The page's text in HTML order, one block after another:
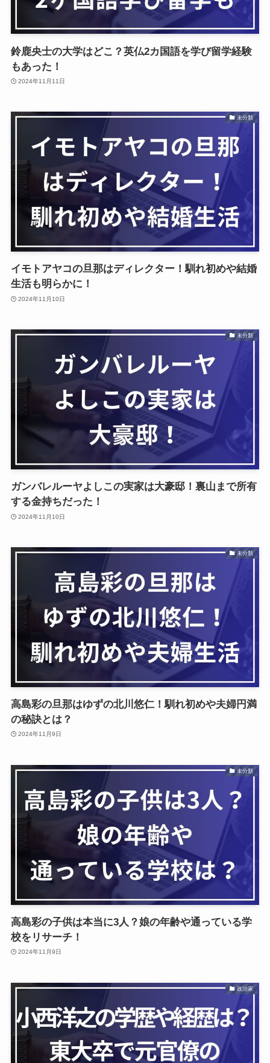
鈴鹿央士の大学はどこ？英仏2カ国語を学び留学経験
もあった！
2024年11月11日
未分類
イモトアヤコの旦那はディレクター！馴れ初めや結婚
生活も明らかに！
2024年11月10日
未分類
ガンバレルーヤよしこの実家は大豪邸！裏山まで所有
する金持ちだった！
2024年11月10日
未分類
高島彩の旦那はゆずの北川悠仁！馴れ初めや夫婦円満
の秘訣とは？
2024年11月9日
未分類
高島彩の子供は本当に3人？娘の年齢や通っている学
校をリサーチ！
2024年11月9日
政治家